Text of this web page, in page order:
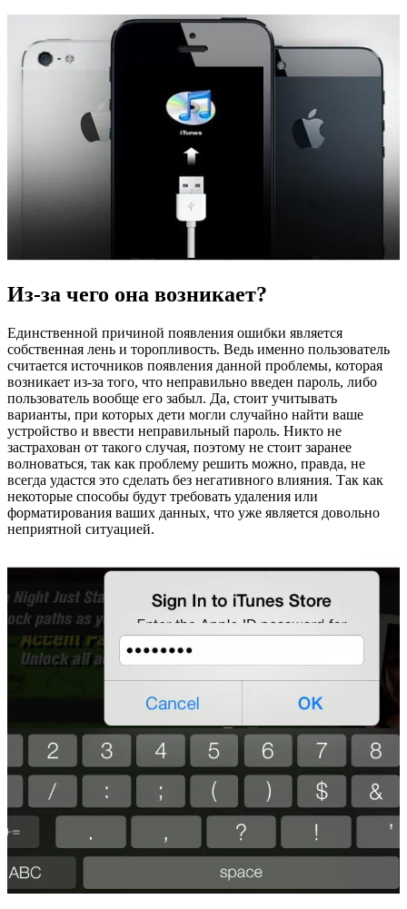
Из-за чего она возникает?
Единственной причиной появления ошибки является
собственная лень и торопливость. Ведь именно пользователь
считается источников появления данной проблемы, которая
возникает из-за того, что неправильно введен пароль, либо
пользователь вообще его забыл. Да, стоит учитывать
варианты, при которых дети могли случайно найти ваше
устройство и ввести неправильный пароль. Никто не
застрахован от такого случая, поэтому не стоит заранее
волноваться, так как проблему решить можно, правда, не
всегда удастся это сделать без негативного влияния. Так как
некоторые способы будут требовать удаления или
форматирования ваших данных, что уже является довольно
неприятной ситуацией.